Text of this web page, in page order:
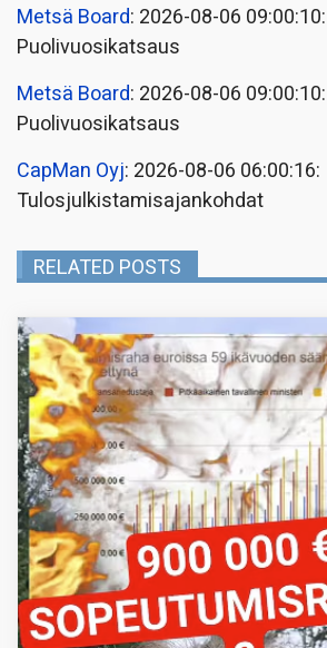
Metsä Board: 2026-08-06 09:00:10:
Puolivuosikatsaus
Metsä Board: 2026-08-06 09:00:10:
Puolivuosikatsaus
CapMan Oyj: 2026-08-06 06:00:16:
Tulosjulkistamisajankohdat
RELATED POSTS